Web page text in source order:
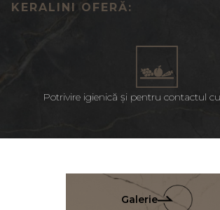
KERALINI OFERĂ:
Potrivire igienică și pentru contactul
Galerie